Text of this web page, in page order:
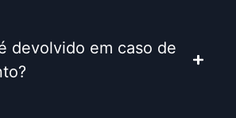
devolvido em caso de